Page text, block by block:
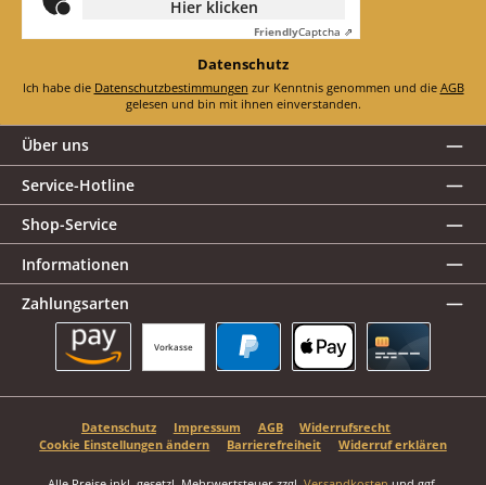
Hier klicken
FriendlyCaptcha ⇗
Datenschutz
Ich habe die Datenschutzbestimmungen zur Kenntnis genommen und die AGB
gelesen und bin mit ihnen einverstanden.
Über uns
Service-Hotline
Shop-Service
Informationen
Zahlungsarten
Vorkasse
Datenschutz Impressum AGB
Widerrufsrecht
Cookie Einstellungen ändern
Barrierefreiheit Widerruf erklären